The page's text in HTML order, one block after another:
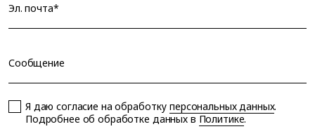
Эл. почта*
Сообщение
Я даю согласие на обработкуперсональных данных.
Подробнее об обработке данных в Политике.